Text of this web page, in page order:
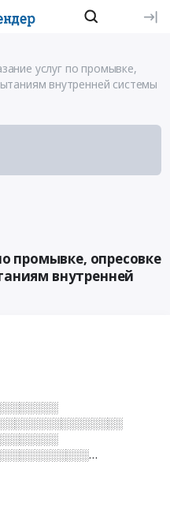
услуг по промывке,
внутренней системы
промывке, опресовке
внутренней